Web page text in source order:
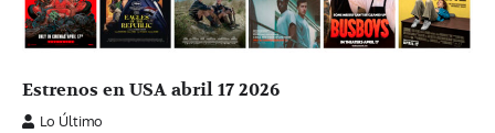
Estrenos en USA abril 17 2026
Lo Último